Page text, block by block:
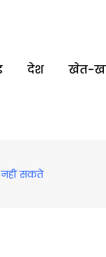
देश खेत-
नहीं सकते